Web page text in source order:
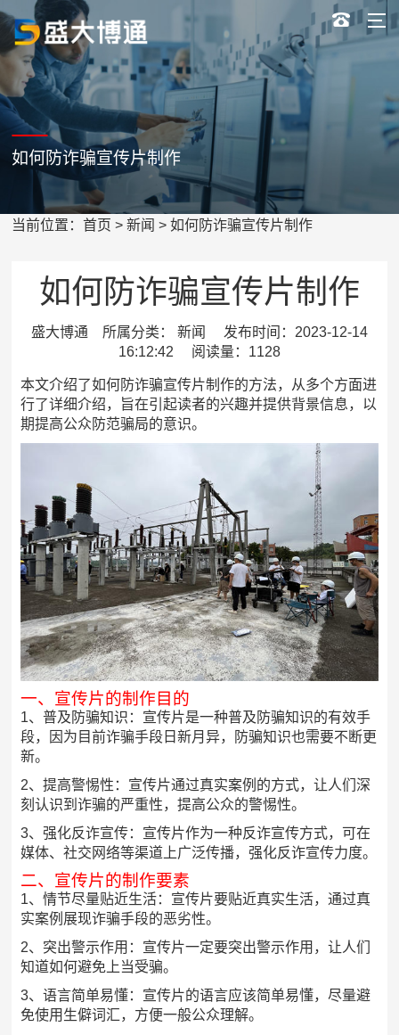
如何防诈骗宣传片制作
当前位置：首页 >新闻 > 如何防诈骗宣传片制作
如何防诈骗宣传片制作
盛大博通 所属分类： 新闻 发布时间：2023-12-14
16:12:42 阅读量：1128
本文介绍了如何防诈骗宣传片制作的方法，从多个方面进
行了详细介绍，旨在引起读者的兴趣并提供背景信息，以
期提高公众防范骗局的意识。
一、宣传片的制作目的
1、普及防骗知识：宣传片是一种普及防骗知识的有效手
段，因为目前诈骗手段日新月异，防骗知识也需要不断更
新。
2、提高警惕性：宣传片通过真实案例的方式，让人们深
刻认识到诈骗的严重性，提高公众的警惕性。
3、强化反诈宣传：宣传片作为一种反诈宣传方式，可在
媒体、社交网络等渠道上广泛传播，强化反诈宣传力度。
二、宣传片的制作要素
1、情节尽量贴近生活：宣传片要贴近真实生活，通过真
实案例展现诈骗手段的恶劣性。
2、突出警示作用：宣传片一定要突出警示作用，让人们
知道如何避免上当受骗。
3、语言简单易懂：宣传片的语言应该简单易懂，尽量避
免使用生僻词汇，方便一般公众理解。